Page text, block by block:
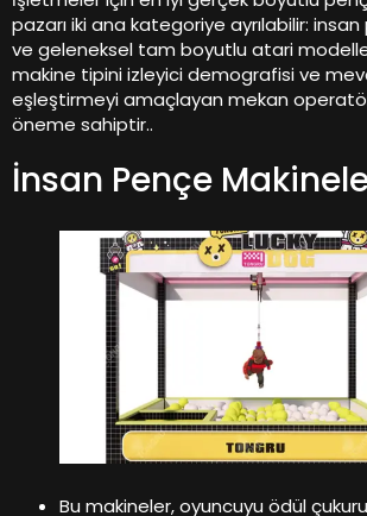
pazarı iki ana kategoriye ayrılabilir:
ve geleneksel tam boyutlu atari
makine tipini izleyici demografisi ve
eşleştirmeyi amaçlayan mekan
öneme sahiptir..
İnsan Pençe
Bu makineler, oyuncuyu ödül